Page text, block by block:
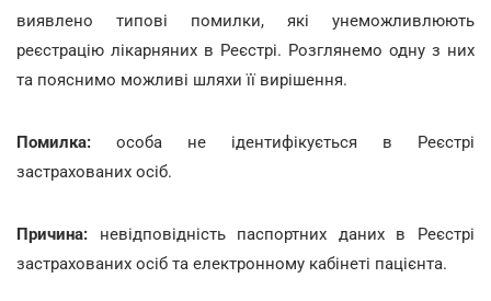
виявлено типові помилки, які унеможливлюють
реєстрацію лікарняних в Реєстрі. Розглянемо одну з них
та пояснимо можливі шляхи її вирішення.
Помилка: особа не ідентифікується в Реєстрі
застрахованих осіб.
Причина: невідповідність паспортних даних в Реєстрі
застрахованих осіб та електронному кабінеті пацієнта.